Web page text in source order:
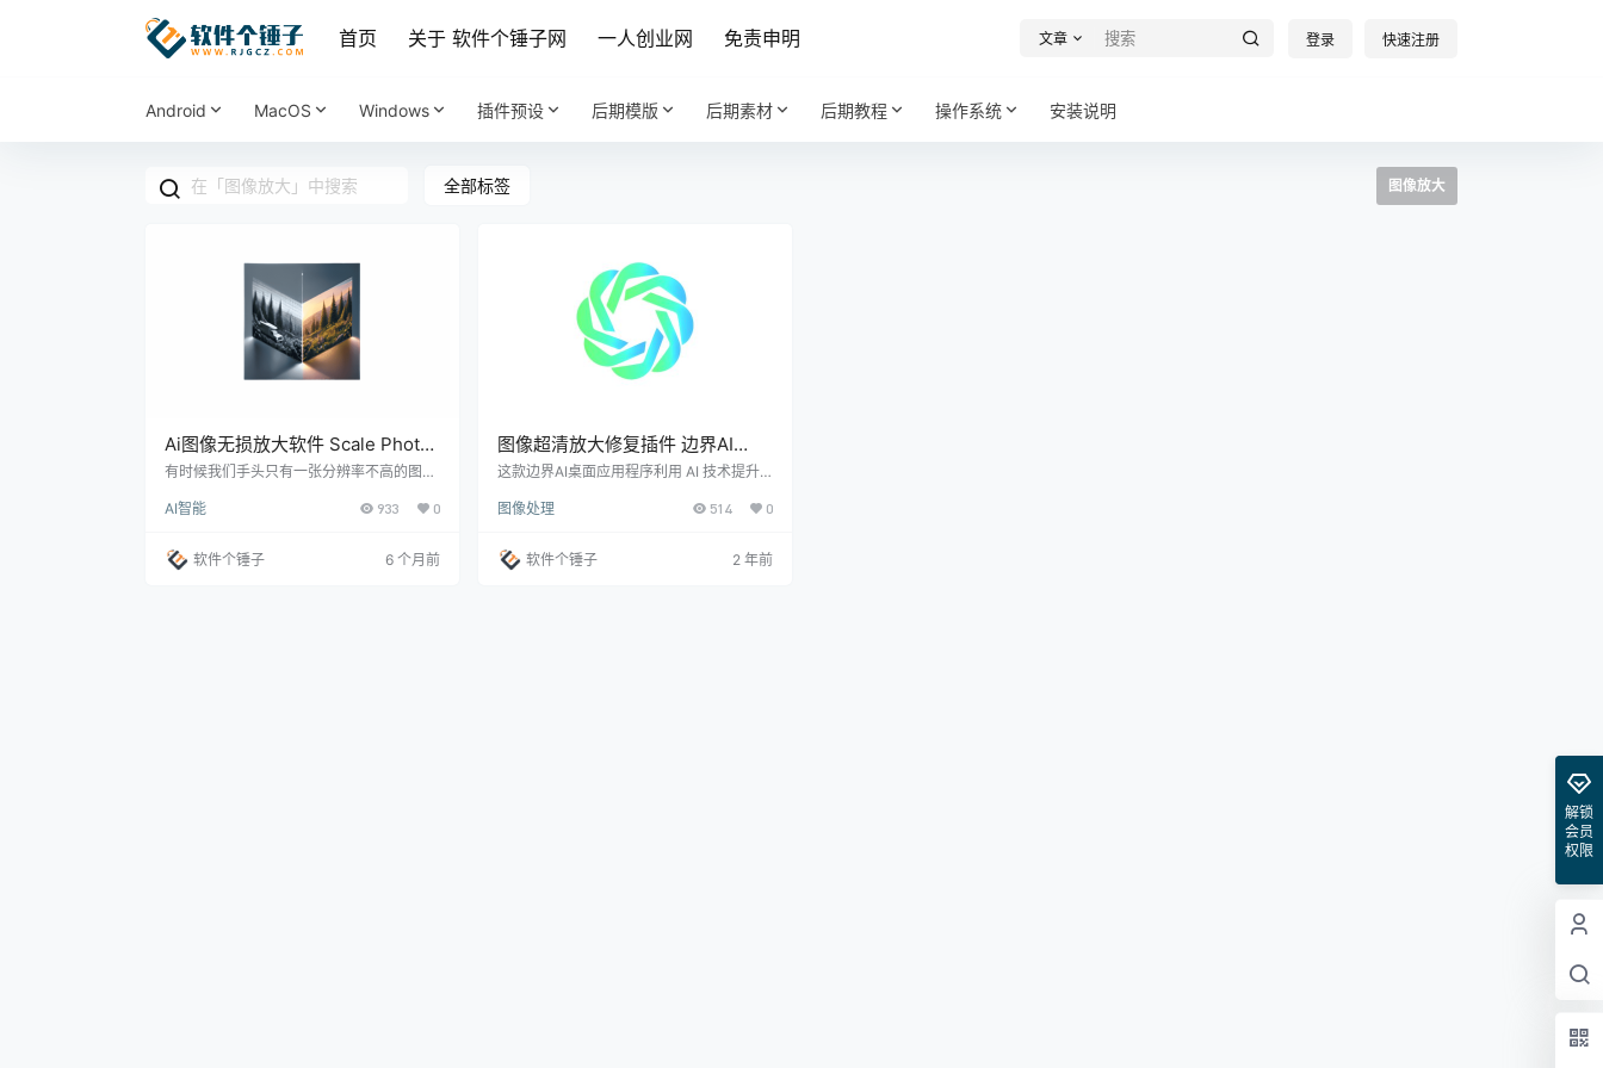
首页 关于 软件个锤子网 一人创业网 免责申明 文章 登录 快速注册
Android MacOS Windows 插件预设 后期模版 后期素材 后期教程 操作系统 安装说明
全部标签 图像放大
Ai图像无损放大软件 Scale Photo
Up v2.0.12 英文安装版【软件个锤
有时候我们手头只有一张分辨率不高的图
会变得模糊。Scale Photo Up就是专门解决
放大软件，核心目标就是帮你快速、高质量
地放大图片。 它里面用上了先进的图像处理
AI智能 933 0
软件个锤子 6 个月前
图像超清放大修复插件 边界AI
v1.0.0 免费开源 Win/Mac/Android
这款边界AI桌面应用程序利用 AI 技术提升
户设计。此工具完全免费，无需联网，即可
处理。 主要功能 内置先进 AI 模型：由于集
成了先进的 AI 模型，安装包体积超过 200
图像处理 514 0
软件个锤子 2 年前
解锁
会员
权限